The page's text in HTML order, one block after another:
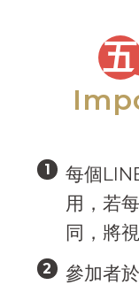
五
每個
用，若
同，將
參加者